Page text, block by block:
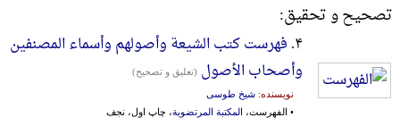
تصحیح و تحقیق:
۴. فهرست کتب الشیعة وأصولهم وأسماء المصنفین
وأصحاب الأصول (تعلیق و تصحیح)
نویسنده: شیخ طوسی
• الفهرست، المکتبة المرتضویة، چاپ اول، نجف